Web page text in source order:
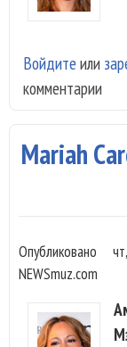
Войдите или
комментарии
Mariah
Опубликовано
NEWSmuz.com